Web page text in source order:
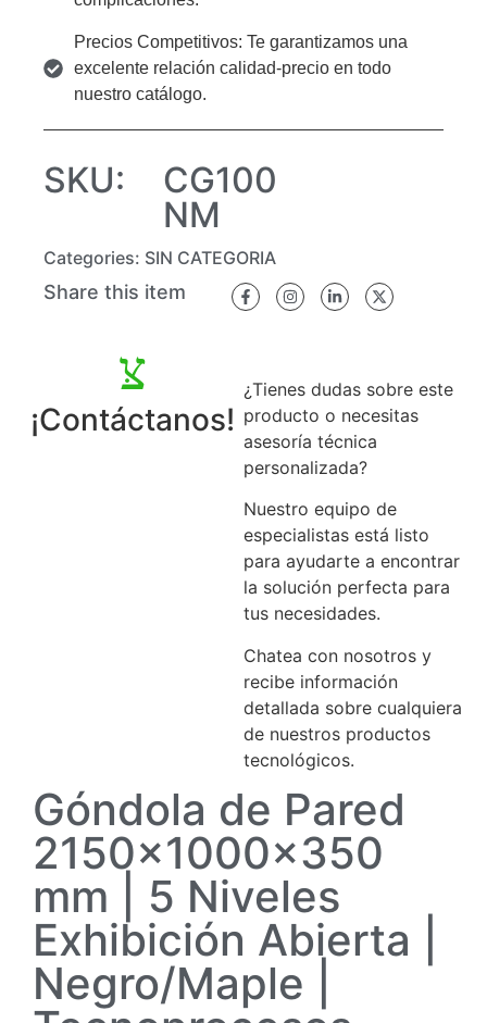
¡Contáctanos!
¿Tienes dudas sobre este
producto o necesitas
asesoría técnica
personalizada?
Nuestro equipo de
especialistas está listo
para ayudarte a encontrar
la solución perfecta para
tus necesidades.
Chatea con nosotros y
recibe información
detallada sobre cualquiera
de nuestros productos
tecnológicos.
Góndola de Pared
2150x1000x350
mm | 5 Niveles
Exhibición Abierta |
Negro/Maple |
Precios Competitivos: Te garantizamos una
excelente relación calidad-precio en todo
nuestro catálogo.
SKU:
CG100
NM
Categories: SIN CATEGORIA
Share this item